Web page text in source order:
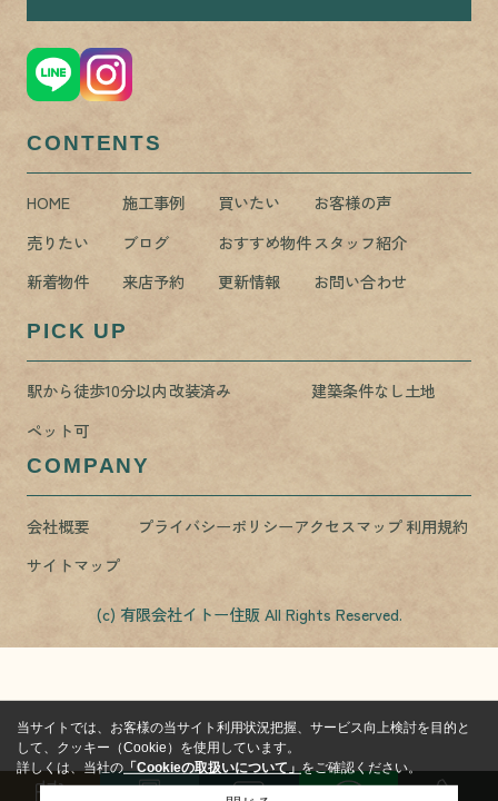
CONTENTS
HOME 施工事例 買いたい
お客様の声
売りたい
ブログ おすすめ物件スタッフ紹介
新着物件
来店予約 更新情報 お問い合わせ
PICK UP
駅から徒歩10分以内改装済み
建築条件なし土地
ペット可
COMPANY
会社概要 プライバシーポリシーアクセスマップ利用規約
サイトマップ
(c) 有限会社イトー住販 All Rights Reserved.
当サイトでは、お客様の当サイト利用状況把握、サービス向上検討を目的と
して、クッキー（Cookie）を使用しています。
詳しくは、当社の「Cookieの取扱いについて」をご確認ください。